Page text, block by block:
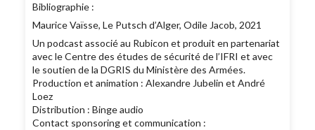
Bibliographie :
Maurice Vaïsse, Le Putsch d’Alger, Odile Jacob, 2021
Un podcast associé au Rubicon et produit en partenariat
avec le Centre des études de sécurité de l’IFRI et avec
le soutien de la DGRIS du Ministère des Armées.
Production et animation : Alexandre Jubelin et André
Loez
Distribution : Binge audio
Contact sponsoring et communication :